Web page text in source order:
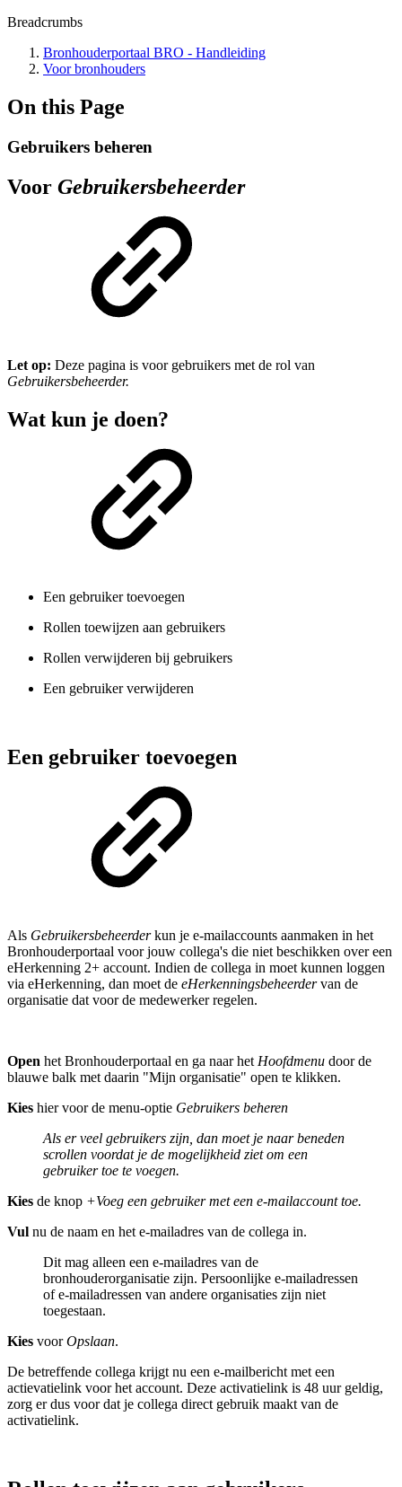
Breadcrumbs
Bronhouderportaal BRO - Handleiding
Voor bronhouders
On this Page
Gebruikers beheren
Voor Gebruikersbeheerder
Let op: Deze pagina is voor gebruikers met de rol van
Gebruikersbeheerder.
Wat kun je doen?
Een gebruiker toevoegen
Rollen toewijzen aan gebruikers
Rollen verwijderen bij gebruikers
Een gebruiker verwijderen
Een gebruiker toevoegen
Als Gebruikersbeheerderkun je e-mailaccounts aanmaken in het
Bronhouderportaal voor jouw collega's die niet beschikken over een
eHerkenning 2+ account. Indien de collega in moet kunnen loggen
via eHerkenning, dan moet de eHerkenningsbeheerdervan de
organisatie dat voor de medewerker regelen.
Open het Bronhouderportaal en ga naar het Hoofdmenu door de
blauwe balk met daarin "Mijn organisatie" open te klikken.
Kies hier voor de menu-optie Gebruikers beheren
Als er veel gebruikers zijn, dan moet je naar beneden
scrollen voordat je de mogelijkheid ziet om een
gebruiker toe te voegen.
Kies de knop +Voeg een gebruiker met een e-mailaccount toe.
Vul nu de naam en het e-mailadres van de collega in.
Dit mag alleen een e-mailadres van de
bronhouderorganisatie zijn. Persoonlijke e-mailadressen
of e-mailadressen van andere organisaties zijn niet
toegestaan.
Kies voorOpslaan.
De betreffende collega krijgt nu een e-mailbericht met een
actievatielink voor het account. Deze activatielink is 48 uur geldig,
zorg er dus voor dat je collega direct gebruik maakt van de
activatielink.